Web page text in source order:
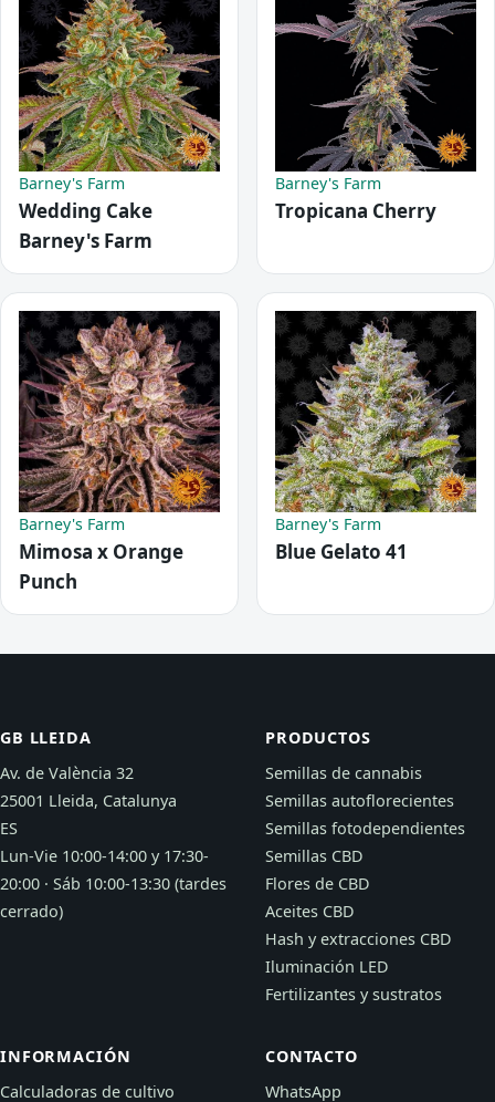
Barney's Farm
Wedding Cake
Barney's Farm
Barney's Farm
Tropicana Cherry
Barney's Farm
Mimosa x Orange
Punch
Barney's Farm
Blue Gelato 41
GB LLEIDA
Av. de València 32
25001 Lleida, Catalunya
ES
Lun-Vie 10:00-14:00 y 17:30-
20:00 · Sáb 10:00-13:30 (tardes
cerrado)
PRODUCTOS
Semillas de cannabis
Semillas autoflorecientes
Semillas fotodependientes
Semillas CBD
Flores de CBD
Aceites CBD
Hash y extracciones CBD
Iluminación LED
Fertilizantes y sustratos
INFORMACIÓN
Calculadoras de cultivo
CONTACTO
WhatsApp